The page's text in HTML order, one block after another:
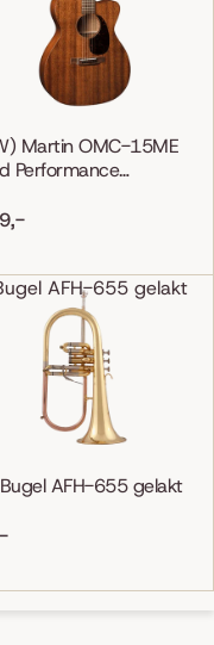
Martin OMC-15ME
Performance
AFH-655 gelakt
AFH-655 gelakt